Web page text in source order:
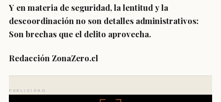
Y en materia de seguridad, la lentitud y la
descoordinación no son detalles administrativos:
Son brechas que el delito aprovecha.
Redacción ZonaZero.cl
PUBLICIDAD